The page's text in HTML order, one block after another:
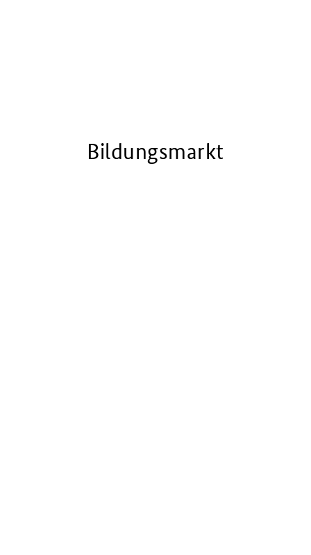
Bildungsmarkt